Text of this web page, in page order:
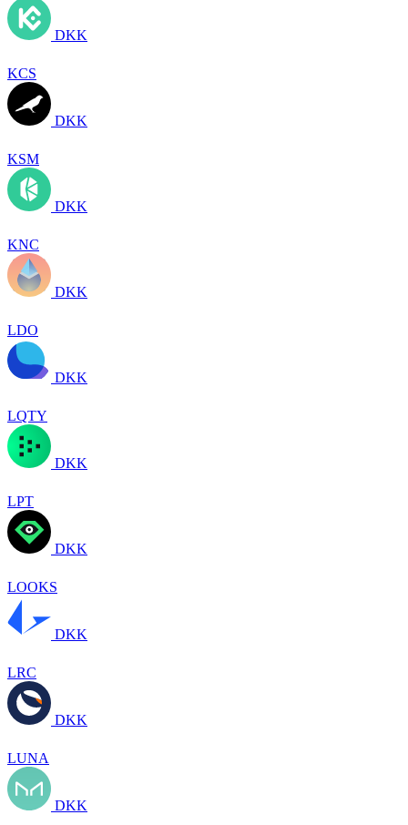
DKK
KCS
DKK
KSM
DKK
KNC
DKK
LDO
DKK
LQTY
DKK
LPT
DKK
LOOKS
DKK
LRC
DKK
LUNA
DKK